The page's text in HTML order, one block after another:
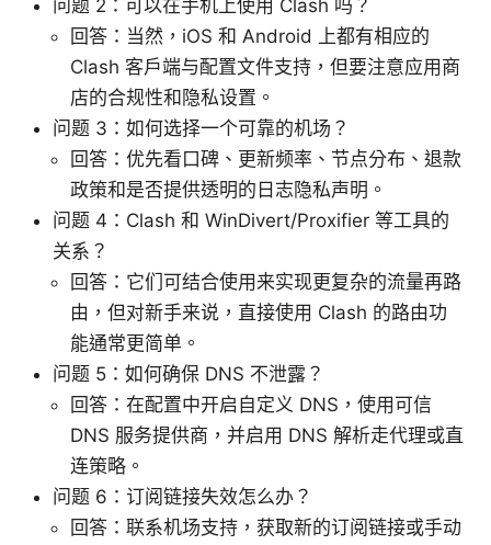
问题 2：可以在手机上使用 Clash 吗？
回答：当然，iOS 和 Android 上都有相应的
Clash 客户端与配置文件支持，但要注意应用商
店的合规性和隐私设置。
问题 3：如何选择一个可靠的机场？
回答：优先看口碑、更新频率、节点分布、退款
政策和是否提供透明的日志隐私声明。
问题 4：Clash 和 WinDivert/Proxifier 等工具的
关系？
回答：它们可结合使用来实现更复杂的流量再路
由，但对新手来说，直接使用 Clash 的路由功
能通常更简单。
问题 5：如何确保 DNS 不泄露？
回答：在配置中开启自定义 DNS，使用可信
DNS 服务提供商，并启用 DNS 解析走代理或直
连策略。
问题 6：订阅链接失效怎么办？
回答：联系机场支持，获取新的订阅链接或手动